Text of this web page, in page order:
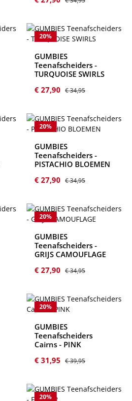
20%
GUMBIES
Teenafscheiders -
TURQUOISE SWIRLS
Verkoopprijs:
€ 27,90 Normale prijs:
€ 34,95
20%
GUMBIES
Teenafscheiders -
PISTACHIO BLOEMEN
Verkoopprijs:
€ 27,90 Normale prijs:
€ 34,95
20%
GUMBIES
Teenafscheiders -
GRIJS CAMOUFLAGE
Verkoopprijs:
€ 27,90 Normale prijs:
€ 34,95
20%
GUMBIES
Teenafscheiders
Cairns - PINK
Verkoopprijs:
€ 31,95 Normale prijs:
€ 39,95
20%